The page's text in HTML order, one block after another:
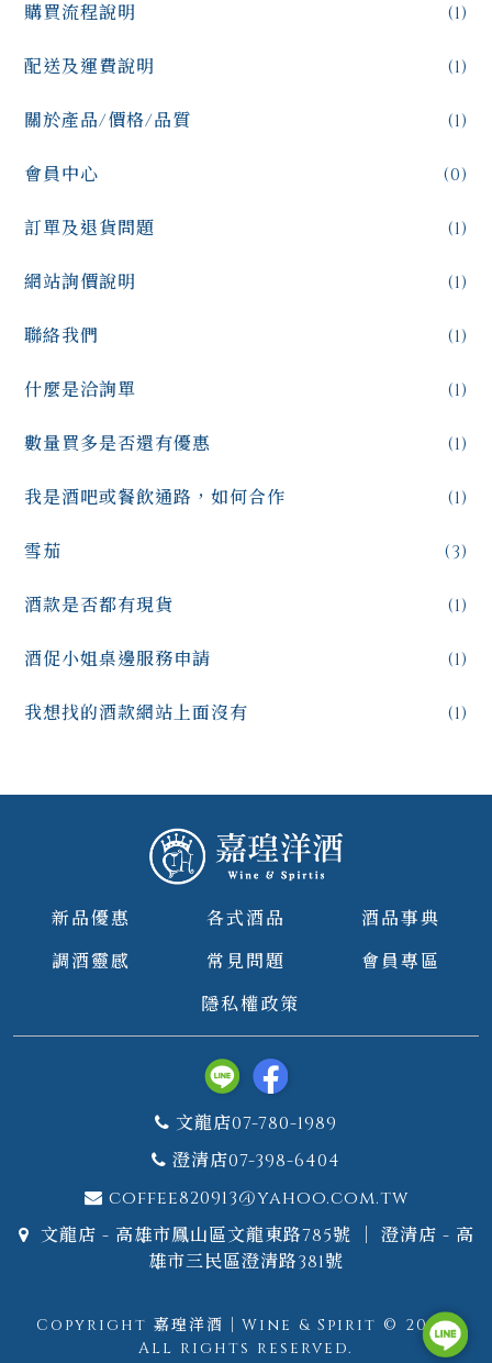
購買流程說明 (1)
配送及運費說明 (1)
關於產品/價格/品質 (1)
會員中心 (0)
訂單及退貨問題 (1)
網站詢價說明 (1)
聯絡我們 (1)
什麼是洽詢單 (1)
數量買多是否還有優惠 (1)
我是酒吧或餐飲通路，如何合作 (1)
雪茄 (3)
酒款是否都有現貨 (1)
酒促小姐桌邊服務申請 (1)
我想找的酒款網站上面沒有 (1)
新品優惠 各式酒品
酒品事典
調酒靈感
常見問題
會員專區
隱私權政策
文龍店07-780-1989
澄清店07-398-6404
coffee820913@yahoo.com.tw
文龍店 - 高雄市鳳山區文龍東路785號 ｜ 澄清店 - 高
雄市三民區澄清路381號
Copyright 嘉瑝洋酒｜Wine & Spirit © 2026.
All rights reserved.